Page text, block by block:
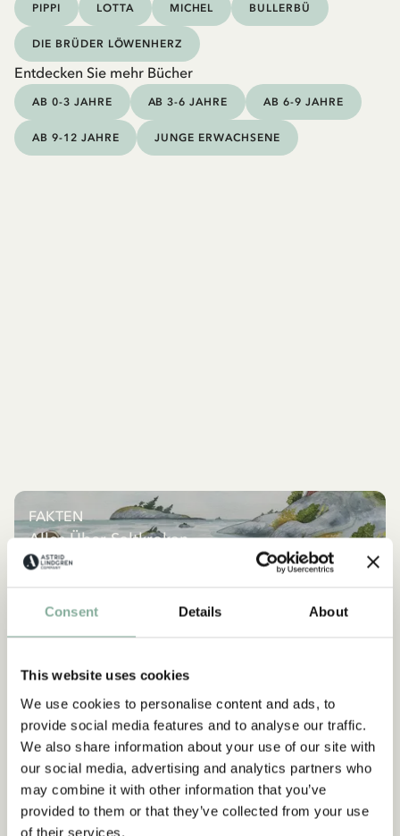
Consent Details About
This website uses cookies
We use cookies to personalise content and ads, to
provide social media features and to analyse our traffic.
We also share information about your use of our site with
our social media, advertising and analytics partners who
may combine it with other information that you’ve
provided to them or that they’ve collected from your use
of their services.
PIPPI LOTTA MICHEL BULLERBÜ
DIE BRÜDER LÖWENHERZ
Entdecken Sie mehr Bücher
AB 0-3 JAHRE AB 3-6 JAHRE AB 6-9 JAHRE
AB 9-12 JAHRE JUNGE ERWACHSENE
FAKTEN
Alles Über Saltkrokan
NEU